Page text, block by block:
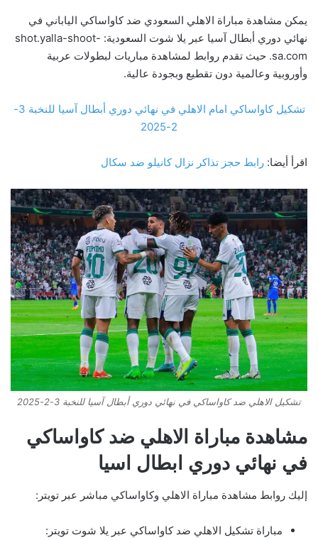
يمكن مشاهدة مباراة الاهلي السعودي ضد كاواساكي الياباني في
نهائي دوري أبطال آسيا عبر يلا شوت السعودية: shot.yalla-shoot-
sa.com. حيث تقدم روابط لمشاهدة مباريات لبطولات عربية
وأوروبية وعالمية دون تقطيع وبجودة عالية.
تشكيل كاواساكي امام الاهلي في نهائي دوري أبطال آسيا للنخبة 3-
2-2025
اقرأ أيضا: رابط حجز تذاكر نزال كانيلو ضد سكال
تشكيل الاهلي ضد كاواساكي في نهائي دوري أبطال آسيا للنخبة 3-2-2025
مشاهدة مباراة الاهلي ضد كاواساكي
في نهائي دوري ابطال اسيا
إليك روابط مشاهدة مباراة الاهلي وكاواساكي مباشر عبر تويتر:
مباراة تشكيل الاهلي ضد كاواساكي عبر يلا شوت تويتر: